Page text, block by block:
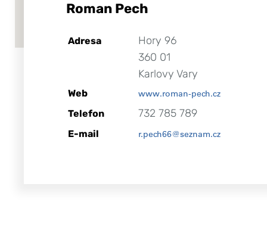
Roman Pech
Adresa
Hory 96
360 01
Karlovy Vary
Web www.roman-pech.cz
Telefon 732 785 789
E-mail r.pech66@seznam.cz